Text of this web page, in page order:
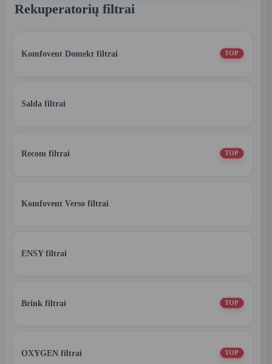
Rekuperatorių filtrai
Komfovent Domekt filtrai TOP
Salda filtrai
Recom filtrai TOP
Komfovent Verso filtrai
ENSY filtrai
Brink filtrai TOP
OXYGEN filtrai TOP